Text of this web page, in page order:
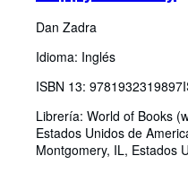
Dan Zadra
Idioma: Inglés
ISBN 13: 9781932319897
Librería: World of Books
Estados Unidos de
Montgomery, IL, Estados